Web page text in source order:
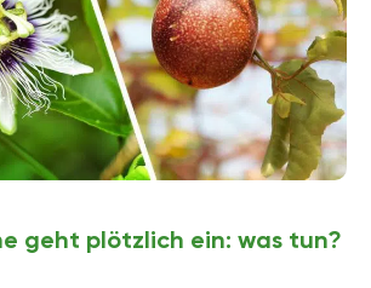
geht plötzlich ein: was tun?